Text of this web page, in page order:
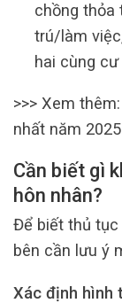
chồng thỏa
trú/làm
hai cùng
>>> Xem
nhất năm 2025
Cần biết gì
hôn nhân?
Để biết thủ tục
bên cần lưu ý
Xác định hình